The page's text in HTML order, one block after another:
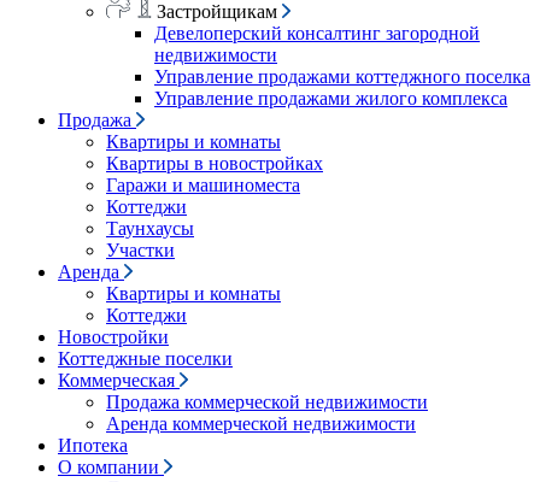
Застройщикам
Девелоперский консалтинг загородной
недвижимости
Управление продажами коттеджного поселка
Управление продажами жилого комплекса
Продажа
Квартиры и комнаты
Квартиры в новостройках
Гаражи и машиноместа
Коттеджи
Таунхаусы
Участки
Аренда
Квартиры и комнаты
Коттеджи
Новостройки
Коттеджные поселки
Коммерческая
Продажа коммерческой недвижимости
Аренда коммерческой недвижимости
Ипотека
О компании